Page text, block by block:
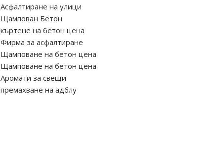
Асфалтиране на улици
Щампован Бетон
къртене на бетон цена
Фирма за асфалтиране
Щамповане на бетон цена
Щамповане на бетон цена
Аромати за свещи
премахване на адблу